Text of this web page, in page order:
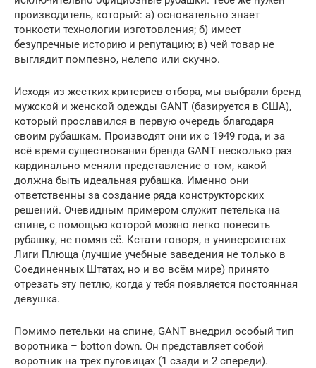
производитель, который: а) основательно знает
тонкости технологии изготовления; б) имеет
безупречные историю и репутацию; в) чей товар не
выглядит помпезно, нелепо или скучно.
Исходя из жестких критериев отбора, мы выбрали бренд
мужской и женской одежды GANT (базируется в США),
который прославился в первую очередь благодаря
своим рубашкам. Производят они их с 1949 года, и за
всё время существования бренда GANT несколько раз
кардинально меняли представление о том, какой
должна быть идеальная рубашка. Именно они
ответственны за создание ряда конструкторских
решений. Очевидным примером служит петелька на
спине, с помощью которой можно легко повесить
рубашку, не помяв её. Кстати говоря, в университетах
Лиги Плюща (лучшие учебные заведения не только в
Соединенных Штатах, но и во всём мире) принято
отрезать эту петлю, когда у тебя появляется постоянная
девушка.
Помимо петельки на спине, GANT внедрил особый тип
воротника – botton down. Он представляет собой
воротник на трех пуговицах (1 сзади и 2 спереди).